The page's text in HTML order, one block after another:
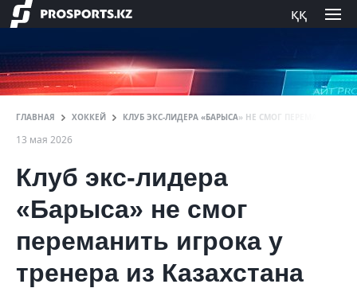
ққ
ГЛАВНАЯ ХОККЕЙ КЛУБ ЭКС-ЛИДЕРА «БАРЫСА» НЕ СМОГ ПЕРЕМАНИТЬ
13 мая 2026
Клуб экс-лидера
«Барыса» не смог
переманить игрока у
тренера из Казахстана